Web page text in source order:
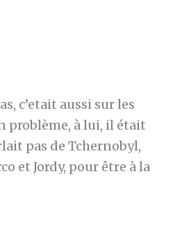
c’etait aussi sur les
problème, à lui, il était
pas de Tchernobyl,
et Jordy, pour être à la